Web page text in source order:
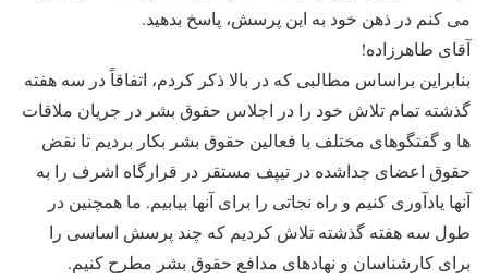
می کنم در ذهن خود به این پرسش، پاسخ بدهید.
آقای طاهرزاده!
بنابراین براساس مطالبی که در بالا ذکر کردم، اتفاقاً در سه هفته
گذشته تمام تلاش خود را در اجلاس حقوق بشر در جریان ملاقات
ها و گفتگوهای مختلف با فعالین حقوق بشر بکار بردیم تا نقض
حقوق اعضای جداشده در تیپف مستقر در قرارگاه اشرف را به
آنها یادآوری کنیم و راه نجاتی را برای آنها بیابیم. ما همچنین در
طول سه هفته گذشته تلاش کردیم که چند پرسش اساسی را
برای کارشناسان و نهادهای مدافع حقوق بشر مطرح کنیم.